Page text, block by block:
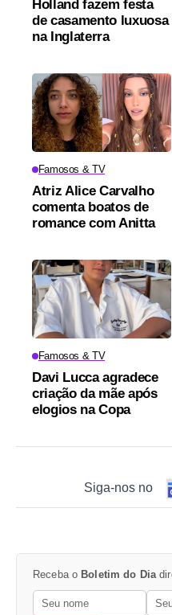
Holland fazem festa
de casamento luxuosa
na Inglaterra
Famosos & TV
Atriz Alice Carvalho
comenta boatos de
romance com Anitta
Famosos & TV
Davi Lucca agradece
criação da mãe após
elogios na Copa
Siga-nos no
Receba o Boletim do Dia